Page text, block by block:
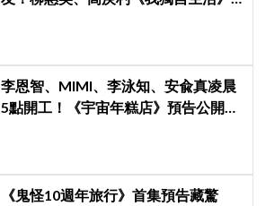
李恩智、MIMI、李泳知、安兪真凌晨
5點開工！《宇宙年糕店》預告公開，
《鬼怪10週年旅行》首集預告藏驚